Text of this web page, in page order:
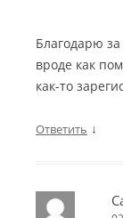
Благодарю за
вроде как
как-то
Ответить ↓